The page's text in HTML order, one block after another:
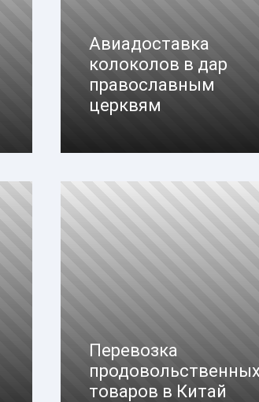
Авиадоставка
колоколов в дар
православным
церквям
Перевозка
продовольственных
товаров в Китай